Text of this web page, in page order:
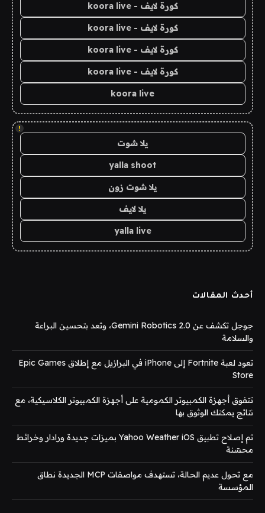
كورة لايف - koora live
كورة لايف - koora live
كورة لايف - koora live
كورة لايف - koora live
koora live
!
يلا شوت
yalla shoot
يلا شوت زون
يلا لايف
yalla live
أحدث المقالات
جوجل تكشف عن Gemini Robotics 2.0، وتعد بتحسين البراعة
والسلامة
تعود لعبة Fortnite إلى iPhone في البرازيل مع إطلاق Epic Games
Store
تتفوق أجهزة الكمبيوتر الكمومية على أجهزة الكمبيوتر الكلاسيكية، مع
نتائج يمكنك الوثوق بها
تم إصلاح تطبيق Yahoo Weather iOS بميزات جديدة ورادار وخرائط
محسّنة
مع تحول عديم الحالة، تستهدف مواصفات MCP الجديدة نطاق
المؤسسة